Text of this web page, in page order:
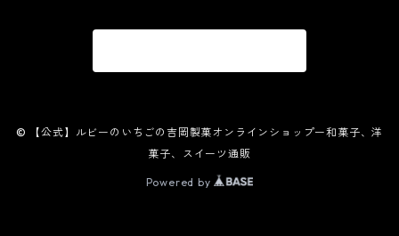
© 【公式】ルビーのいちごの吉岡製菓オンラインショップー和菓子、洋
菓子、スイーツ通販
Powered by